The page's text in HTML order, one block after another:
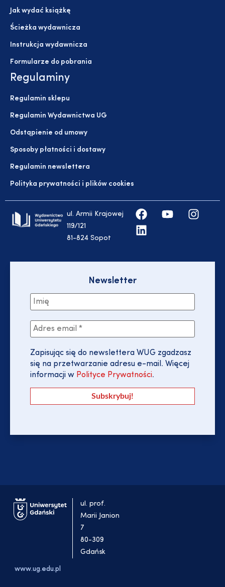
Jak wydać książkę
Ścieżka wydawnicza
Instrukcja wydawnicza
Formularze do pobrania
Regulaminy
Regulamin sklepu
Regulamin Wydawnictwa UG
Odstąpienie od umowy
Sposoby płatności i dostawy
Regulamin newslettera
Polityka prywatności i plików cookies
ul. Armii Krajowej
119/121
81-824 Sopot
Newsletter
Zapisując się do newslettera WUG zgadzasz
się na przetwarzanie adresu e-mail. Więcej
informacji w Polityce Prywatności.
ul. prof.
Marii Janion
7
80-309
Gdańsk
www.ug.edu.pl